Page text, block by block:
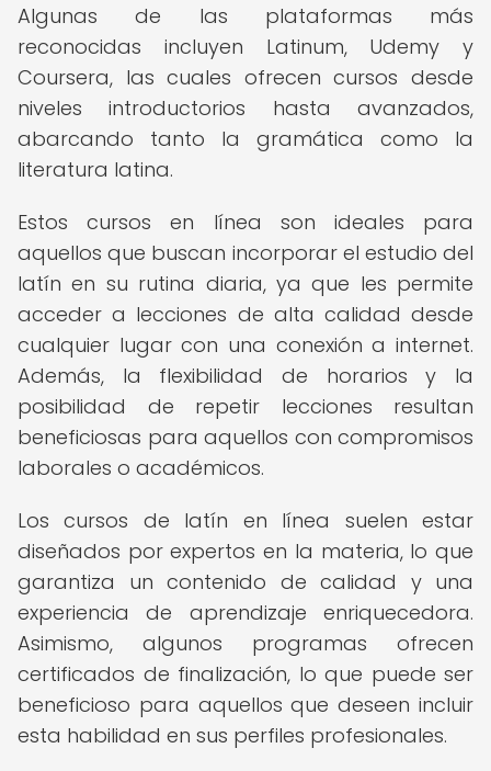
Algunas de las plataformas más
reconocidas incluyen Latinum, Udemy y
Coursera, las cuales ofrecen cursos desde
niveles introductorios hasta avanzados,
abarcando tanto la gramática como la
literatura latina.
Estos cursos en línea son ideales para
aquellos que buscan incorporar el estudio del
latín en su rutina diaria, ya que les permite
acceder a lecciones de alta calidad desde
cualquier lugar con una conexión a internet.
Además, la flexibilidad de horarios y la
posibilidad de repetir lecciones resultan
beneficiosas para aquellos con compromisos
laborales o académicos.
Los cursos de latín en línea suelen estar
diseñados por expertos en la materia, lo que
garantiza un contenido de calidad y una
experiencia de aprendizaje enriquecedora.
Asimismo, algunos programas ofrecen
certificados de finalización, lo que puede ser
beneficioso para aquellos que deseen incluir
esta habilidad en sus perfiles profesionales.